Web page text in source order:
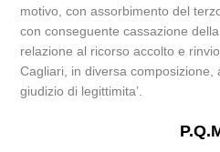
motivo, con assorbimento del
con conseguente cassazione
relazione al ricorso accolto e
Cagliari, in diversa composizione,
giudizio di legittimita’.